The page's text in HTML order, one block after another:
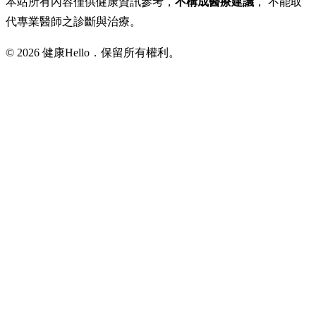
代專業醫師之診斷與治療。
© 2026 健康Hello．保留所有權利。